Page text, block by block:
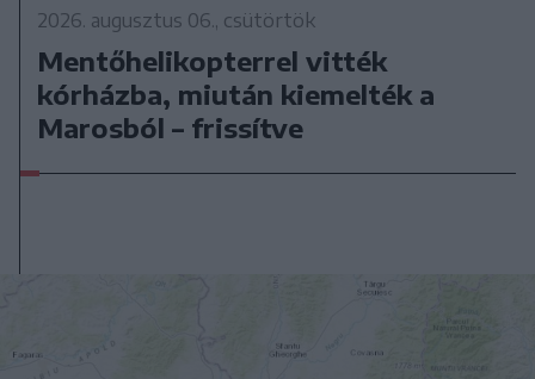
2026. augusztus 06., csütörtök
Mentőhelikopterrel vitték
kórházba, miután kiemelték a
Marosból – frissítve